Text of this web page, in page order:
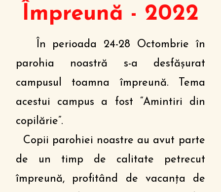
Împreună - 2022
În perioada 24-28 Octombrie în
parohia noastră s-a desfășurat
campusul toamna împreună. Tema
acestui campus a fost “Amintiri din
copilărie”.
Copii parohiei noastre au avut parte
de un timp de calitate petrecut
împreună, profitând de vacanța de